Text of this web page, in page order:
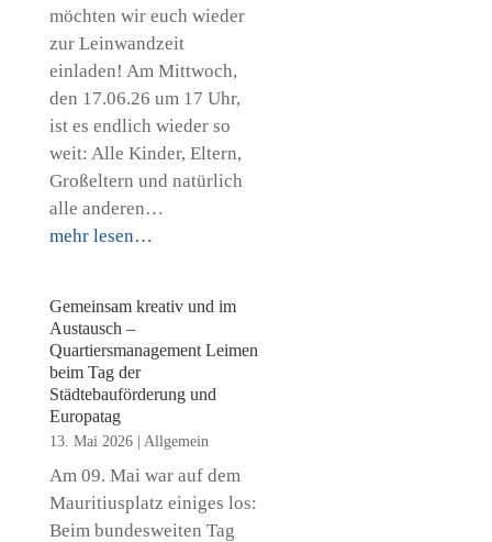
möchten wir euch wieder
zur Leinwandzeit
einladen! Am Mittwoch,
den 17.06.26 um 17 Uhr,
ist es endlich wieder so
weit: Alle Kinder, Eltern,
Großeltern und natürlich
alle anderen…
mehr lesen…
Gemeinsam kreativ und im
Austausch –
Quartiersmanagement Leimen
beim Tag der
Städtebauförderung und
Europatag
13. Mai 2026| Allgemein
Am 09. Mai war auf dem
Mauritiusplatz einiges los:
Beim bundesweiten Tag